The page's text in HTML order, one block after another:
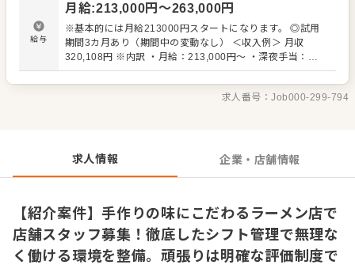
理技術が身につきます。 社内カリキュラムやセミナーが充
実しており、試験に合格すれば翌月から役職と給与が上が
ります。店舗経験者であれば1〜2年、未経験からでも2〜3
年程度で店長への昇格が可能です。 ＜おすすめポイント＞
減を実現しています。有給休暇の取得率も高く、特別休暇
を含めてプライベートの時間もしっかり確保できる環境で
給与
月給:213,000円〜263,000円
※基本的には月給213000円スタートになります。 ◎試用
期間3カ月あり（期間中の変動なし） ＜収入例＞ 月収
320,108円 ※内訳 ・月給：213,000円～ ・深夜手当：
45,960円～（120時間分） ・残業手当：61,148円～（30
時間）
求人番号：Job000-299-794
求人情報 企業・店舗情報
【紹介案件】手作りの味にこだわるラーメン店で
店舗スタッフ募集！徹底したシフト管理で無理な
く働ける環境を整備。頑張りは明確な評価制度で